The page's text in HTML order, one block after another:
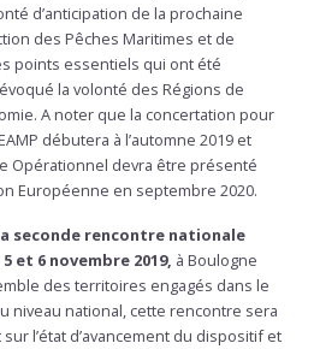
d’anticipation de la prochaine
des Pêches Maritimes et de
points essentiels qui ont été
la volonté des Régions de
A noter que la concertation pour
débutera à l’automne 2019 et
Opérationnel devra être présenté
Européenne en septembre 2020.
seconde rencontre nationale
5 et 6 novembre 2019, à Boulogne
des territoires engagés dans le
niveau national, cette rencontre sera
l’état d’avancement du dispositif et